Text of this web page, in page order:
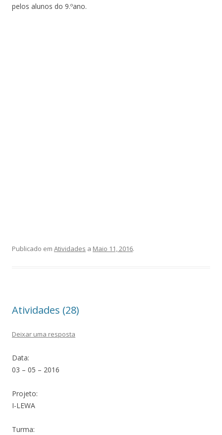
pelos alunos do 9.ºano.
Publicado em Atividades a Maio 11, 2016.
Atividades (28)
Deixar uma resposta
Data:
03 – 05 – 2016
Projeto:
I-LEWA
Turma: